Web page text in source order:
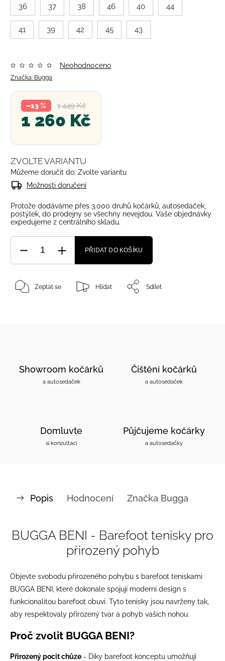
36
37 38 46 40 44
41 39 42 45 43
Značka: Bugga
Neohodnoceno
1 449 Kč
–13 %
1 260 Kč
ZVOLTE VARIANTU
Můžeme doručit do: Zvolte variantu
Možnosti doručení
Protože dodáváme přes 3.000 druhů kočárků, autosedaček,
postýlek, do prodejny se všechny nevejdou. Vaše objednávky
expedujeme z centrálního skladu.
PŘIDAT DO KOŠÍKU
Zeptat se Hlídat Sdílet
Showroom kočárků
a autosedaček
Čištění kočárků
a autosedaček
Domluvte
si konzultaci
Půjčujeme kočárky
a autosedačky
Popis Hodnocení Značka Bugga
BUGGA BENI - Barefoot tenisky pro
přirozený pohyb
Objevte svobodu přirozeného pohybu s barefoot teniskami
BUGGA BENI, které dokonale spojují moderní design s
funkcionalitou barefoot obuvi. Tyto tenisky jsou navrženy tak,
aby respektovaly přirozený tvar a pohyb vašich nohou.
Proč zvolit BUGGA BENI?
Přirozený pocit chůze - Díky barefoot konceptu umožňují